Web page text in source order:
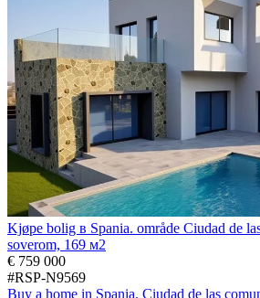
Kjøpe bolig в Spania. område Ciudad de
soverom, 169 м2
€ 759 000
#RSP-N9569
Buy a home in Spania. Ciudad de las